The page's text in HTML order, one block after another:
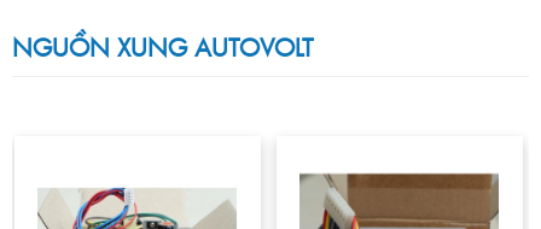
NGUỒN XUNG AUTOVOLT